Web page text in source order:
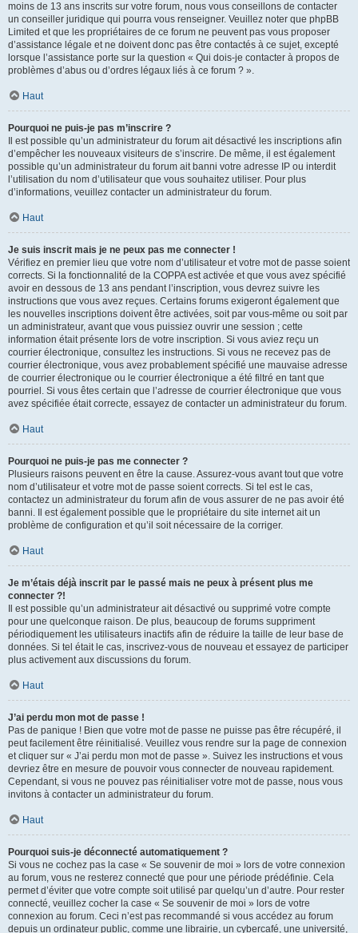
moins de 13 ans inscrits sur votre forum, nous vous conseillons de contacter
un conseiller juridique qui pourra vous renseigner. Veuillez noter que phpBB
Limited et que les propriétaires de ce forum ne peuvent pas vous proposer
d’assistance légale et ne doivent donc pas être contactés à ce sujet, excepté
lorsque l’assistance porte sur la question « Qui dois-je contacter à propos de
problèmes d’abus ou d’ordres légaux liés à ce forum ? ».
Haut
Pourquoi ne puis-je pas m’inscrire ?
Il est possible qu’un administrateur du forum ait désactivé les inscriptions afin
d’empêcher les nouveaux visiteurs de s’inscrire. De même, il est également
possible qu’un administrateur du forum ait banni votre adresse IP ou interdit
l’utilisation du nom d’utilisateur que vous souhaitez utiliser. Pour plus
d’informations, veuillez contacter un administrateur du forum.
Haut
Je suis inscrit mais je ne peux pas me connecter !
Vérifiez en premier lieu que votre nom d’utilisateur et votre mot de passe soient
corrects. Si la fonctionnalité de la COPPA est activée et que vous avez spécifié
avoir en dessous de 13 ans pendant l’inscription, vous devrez suivre les
instructions que vous avez reçues. Certains forums exigeront également que
les nouvelles inscriptions doivent être activées, soit par vous-même ou soit par
un administrateur, avant que vous puissiez ouvrir une session ; cette
information était présente lors de votre inscription. Si vous aviez reçu un
courrier électronique, consultez les instructions. Si vous ne recevez pas de
courrier électronique, vous avez probablement spécifié une mauvaise adresse
de courrier électronique ou le courrier électronique a été filtré en tant que
pourriel. Si vous êtes certain que l’adresse de courrier électronique que vous
avez spécifiée était correcte, essayez de contacter un administrateur du forum.
Haut
Pourquoi ne puis-je pas me connecter ?
Plusieurs raisons peuvent en être la cause. Assurez-vous avant tout que votre
nom d’utilisateur et votre mot de passe soient corrects. Si tel est le cas,
contactez un administrateur du forum afin de vous assurer de ne pas avoir été
banni. Il est également possible que le propriétaire du site internet ait un
problème de configuration et qu’il soit nécessaire de la corriger.
Haut
Je m’étais déjà inscrit par le passé mais ne peux à présent plus me
connecter ?!
Il est possible qu’un administrateur ait désactivé ou supprimé votre compte
pour une quelconque raison. De plus, beaucoup de forums suppriment
périodiquement les utilisateurs inactifs afin de réduire la taille de leur base de
données. Si tel était le cas, inscrivez-vous de nouveau et essayez de participer
plus activement aux discussions du forum.
Haut
J’ai perdu mon mot de passe !
Pas de panique ! Bien que votre mot de passe ne puisse pas être récupéré, il
peut facilement être réinitialisé. Veuillez vous rendre sur la page de connexion
et cliquer sur « J’ai perdu mon mot de passe ». Suivez les instructions et vous
devriez être en mesure de pouvoir vous connecter de nouveau rapidement.
Cependant, si vous ne pouvez pas réinitialiser votre mot de passe, nous vous
invitons à contacter un administrateur du forum.
Haut
Pourquoi suis-je déconnecté automatiquement ?
Si vous ne cochez pas la case « Se souvenir de moi » lors de votre connexion
au forum, vous ne resterez connecté que pour une période prédéfinie. Cela
permet d’éviter que votre compte soit utilisé par quelqu’un d’autre. Pour rester
connecté, veuillez cocher la case « Se souvenir de moi » lors de votre
connexion au forum. Ceci n’est pas recommandé si vous accédez au forum
depuis un ordinateur public, comme une librairie, un cybercafé, une université,